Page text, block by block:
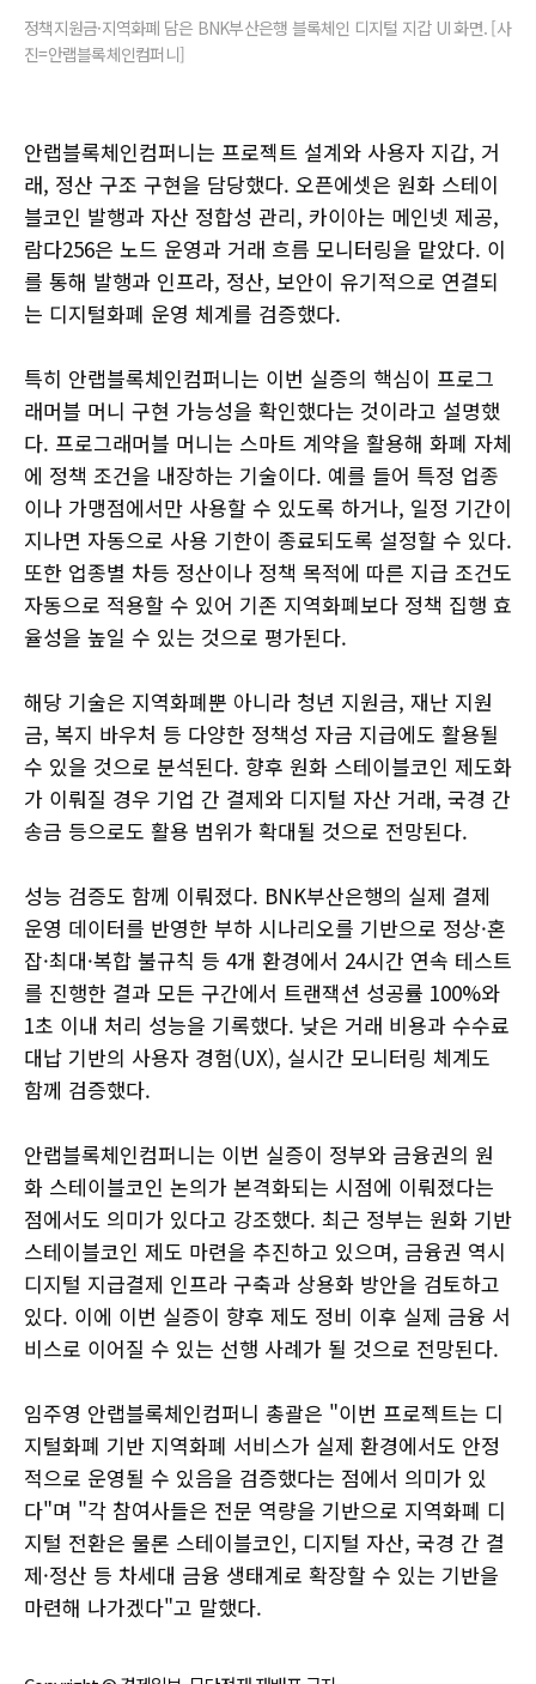
정책지원금·지역화폐 담은 BNK부산은행 블록체인 디지털 지갑 UI 화면. [사
진=안랩블록체인컴퍼니]
안랩블록체인컴퍼니는 프로젝트 설계와 사용자 지갑, 거
래, 정산 구조 구현을 담당했다. 오픈에셋은 원화 스테이
블코인 발행과 자산 정합성 관리, 카이아는 메인넷 제공,
람다256은 노드 운영과 거래 흐름 모니터링을 맡았다. 이
를 통해 발행과 인프라, 정산, 보안이 유기적으로 연결되
는 디지털화폐 운영 체계를 검증했다.
특히 안랩블록체인컴퍼니는 이번 실증의 핵심이 프로그
래머블 머니 구현 가능성을 확인했다는 것이라고 설명했
다. 프로그래머블 머니는 스마트 계약을 활용해 화폐 자체
에 정책 조건을 내장하는 기술이다. 예를 들어 특정 업종
이나 가맹점에서만 사용할 수 있도록 하거나, 일정 기간이
지나면 자동으로 사용 기한이 종료되도록 설정할 수 있다.
또한 업종별 차등 정산이나 정책 목적에 따른 지급 조건도
자동으로 적용할 수 있어 기존 지역화폐보다 정책 집행 효
율성을 높일 수 있는 것으로 평가된다.
해당 기술은 지역화폐뿐 아니라 청년 지원금, 재난 지원
금, 복지 바우처 등 다양한 정책성 자금 지급에도 활용될
수 있을 것으로 분석된다. 향후 원화 스테이블코인 제도화
가 이뤄질 경우 기업 간 결제와 디지털 자산 거래, 국경 간
송금 등으로도 활용 범위가 확대될 것으로 전망된다.
성능 검증도 함께 이뤄졌다. BNK부산은행의 실제 결제
운영 데이터를 반영한 부하 시나리오를 기반으로 정상·혼
잡·최대·복합 불규칙 등 4개 환경에서 24시간 연속 테스트
를 진행한 결과 모든 구간에서 트랜잭션 성공률 100%와
1초 이내 처리 성능을 기록했다. 낮은 거래 비용과 수수료
대납 기반의 사용자 경험(UX), 실시간 모니터링 체계도
함께 검증했다.
안랩블록체인컴퍼니는 이번 실증이 정부와 금융권의 원
화 스테이블코인 논의가 본격화되는 시점에 이뤄졌다는
점에서도 의미가 있다고 강조했다. 최근 정부는 원화 기반
스테이블코인 제도 마련을 추진하고 있으며, 금융권 역시
디지털 지급결제 인프라 구축과 상용화 방안을 검토하고
있다. 이에 이번 실증이 향후 제도 정비 이후 실제 금융 서
비스로 이어질 수 있는 선행 사례가 될 것으로 전망된다.
임주영 안랩블록체인컴퍼니 총괄은 "이번 프로젝트는 디
지털화폐 기반 지역화폐 서비스가 실제 환경에서도 안정
적으로 운영될 수 있음을 검증했다는 점에서 의미가 있
다"며 "각 참여사들은 전문 역량을 기반으로 지역화폐 디
지털 전환은 물론 스테이블코인, 디지털 자산, 국경 간 결
제·정산 등 차세대 금융 생태계로 확장할 수 있는 기반을
마련해 나가겠다"고 말했다.